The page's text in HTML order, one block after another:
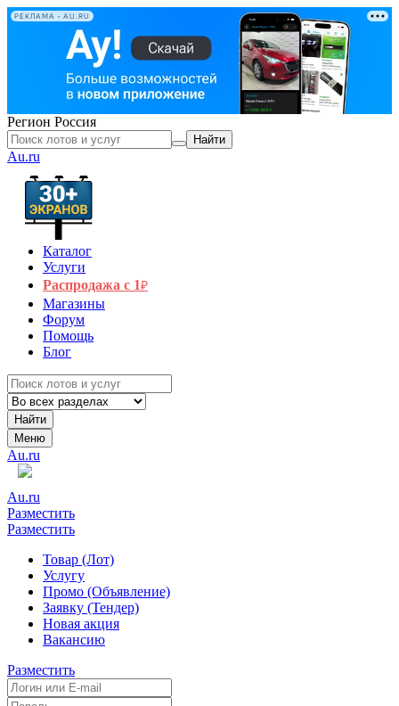
РЕКЛАМА • AU.RU
Регион Россия
Найти
Au.ru
Каталог
Услуги
Распродажа с 1₽
Магазины
Форум
Помощь
Блог
Найти
Меню
Au.ru
Au.ru
Разместить
Разместить
Товар (Лот)
Услугу
Промо (Объявление)
Заявку (Тендер)
Новая акция
Вакансию
Разместить